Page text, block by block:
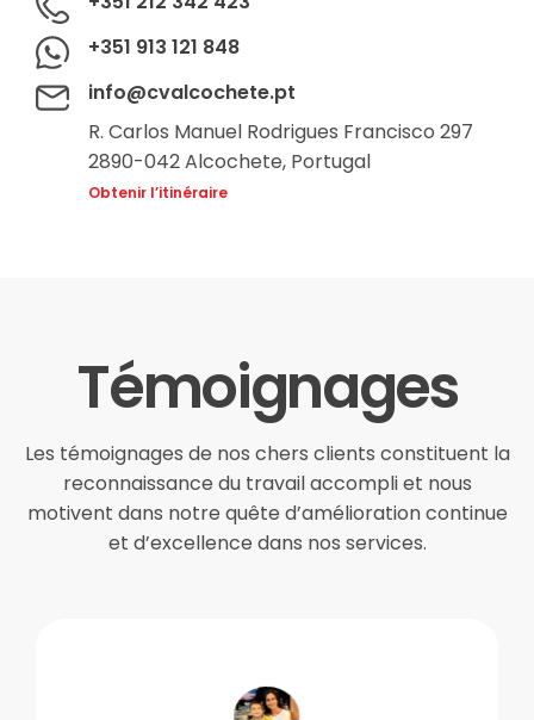
info@cvalcochete.pt
R. Carlos Manuel Rodrigues Francisco 297
2890-042 Alcochete, Portugal
Obtenir l’itinéraire
Les témoignages de nos chers clients constituent la
reconnaissance du travail accompli et nous
motivent dans notre quête d’amélioration continue
et d’excellence dans nos services.